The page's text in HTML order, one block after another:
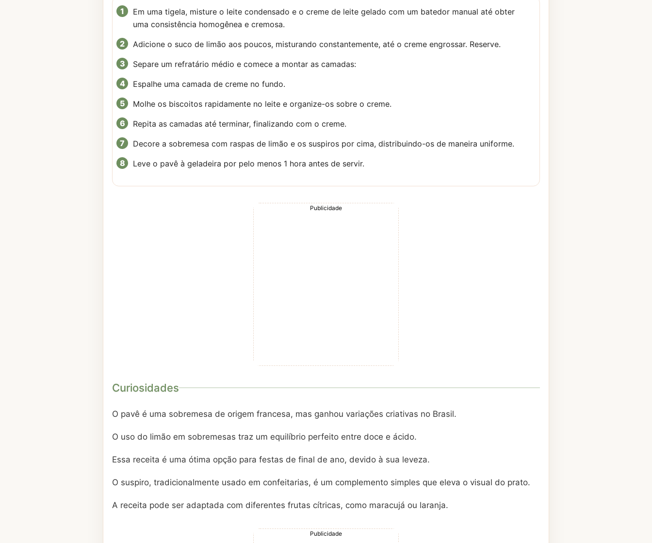
Em uma tigela, misture o leite condensado e o creme de leite gelado com um batedor manual até obter
uma consistência homogênea e cremosa.
Adicione o suco de limão aos poucos, misturando constantemente, até o creme engrossar. Reserve.
Separe um refratário médio e comece a montar as camadas:
Espalhe uma camada de creme no fundo.
Molhe os biscoitos rapidamente no leite e organize-os sobre o creme.
Repita as camadas até terminar, finalizando com o creme.
Decore a sobremesa com raspas de limão e os suspiros por cima, distribuindo-os de maneira uniforme.
Leve o pavê à geladeira por pelo menos 1 hora antes de servir.
Publicidade
Curiosidades
O pavê é uma sobremesa de origem francesa, mas ganhou variações criativas no Brasil.
O uso do limão em sobremesas traz um equilíbrio perfeito entre doce e ácido.
Essa receita é uma ótima opção para festas de final de ano, devido à sua leveza.
O suspiro, tradicionalmente usado em confeitarias, é um complemento simples que eleva o visual do prato.
A receita pode ser adaptada com diferentes frutas cítricas, como maracujá ou laranja.
Publicidade